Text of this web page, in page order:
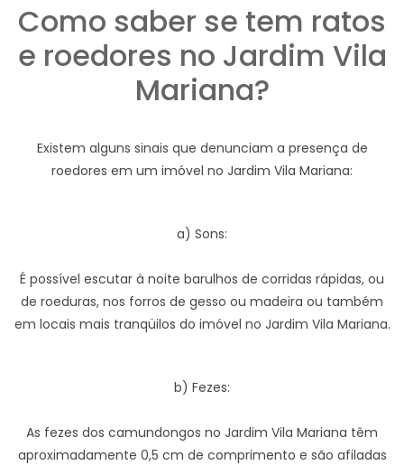
Como saber se tem ratos
e roedores no Jardim Vila
Mariana?
Existem alguns sinais que denunciam a presença de
roedores em um imóvel no Jardim Vila Mariana:
a) Sons:
É possível escutar à noite barulhos de corridas rápidas, ou
de roeduras, nos forros de gesso ou madeira ou também
em locais mais tranqüilos do imóvel no Jardim Vila Mariana.
b) Fezes:
As fezes dos camundongos no Jardim Vila Mariana têm
aproximadamente 0,5 cm de comprimento e são afiladas